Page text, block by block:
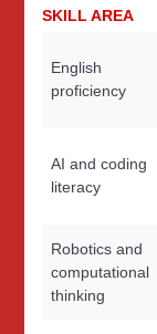
SKILL AREA
English
proficiency
AI and coding
literacy
Robotics and
computational
thinking